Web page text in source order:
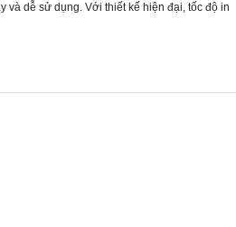
và dễ sử dụng. Với thiết kế hiện đại, tốc độ in